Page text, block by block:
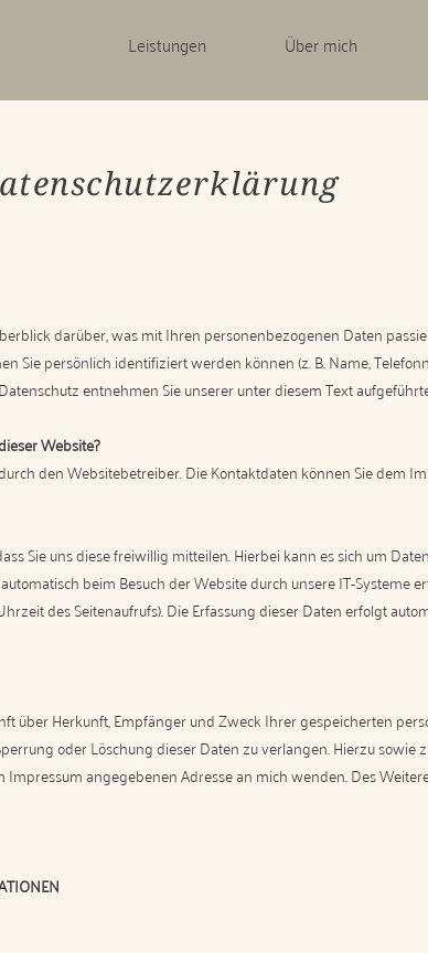
Leistungen Über mich
darüber, was mit Ihren personenbezogenen Daten
Sie persönlich identifiziert werden können (z. B. Name,
entnehmen Sie unserer unter diesem Text
Website?
den Websitebetreiber. Die Kontaktdaten können Sie dem
Sie uns diese freiwillig mitteilen. Hierbei kann es sich um
beim Besuch der Website durch unsere IT-Systeme
des Seitenaufrufs). Die Erfassung dieser Daten erfolgt
über Herkunft, Empfänger und Zweck Ihrer gespeicherten
oder Löschung dieser Daten zu verlangen. Hierzu sowie
angegebenen Adresse an mich wenden. Des